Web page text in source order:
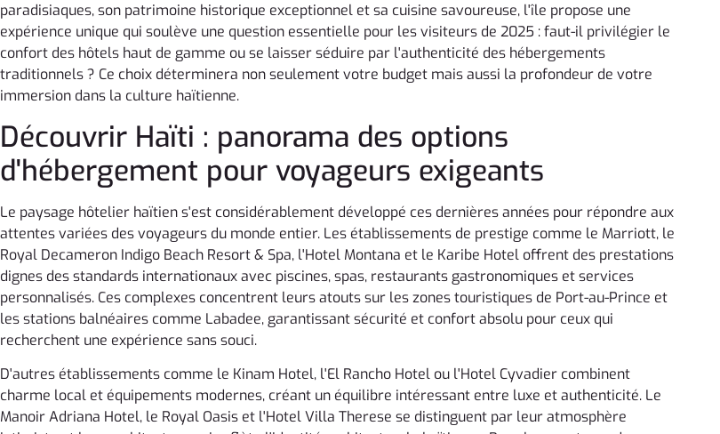
paradisiaques, son patrimoine historique exceptionnel et sa cuisine savoureuse, l'île propose une
expérience unique qui soulève une question essentielle pour les visiteurs de 2025 : faut-il privilégier le
confort des hôtels haut de gamme ou se laisser séduire par l'authenticité des hébergements
traditionnels ? Ce choix déterminera non seulement votre budget mais aussi la profondeur de votre
immersion dans la culture haïtienne.
Découvrir Haïti : panorama des options
d'hébergement pour voyageurs exigeants
Le paysage hôtelier haïtien s'est considérablement développé ces dernières années pour répondre aux
attentes variées des voyageurs du monde entier. Les établissements de prestige comme le Marriott, le
Royal Decameron Indigo Beach Resort & Spa, l'Hotel Montana et le Karibe Hotel offrent des prestations
dignes des standards internationaux avec piscines, spas, restaurants gastronomiques et services
personnalisés. Ces complexes concentrent leurs atouts sur les zones touristiques de Port-au-Prince et
les stations balnéaires comme Labadee, garantissant sécurité et confort absolu pour ceux qui
recherchent une expérience sans souci.
D'autres établissements comme le Kinam Hotel, l'El Rancho Hotel ou l'Hotel Cyvadier combinent
charme local et équipements modernes, créant un équilibre intéressant entre luxe et authenticité. Le
Manoir Adriana Hotel, le Royal Oasis et l'Hotel Villa Therese se distinguent par leur atmosphère